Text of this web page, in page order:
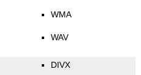
WMA
WAV
DIVX